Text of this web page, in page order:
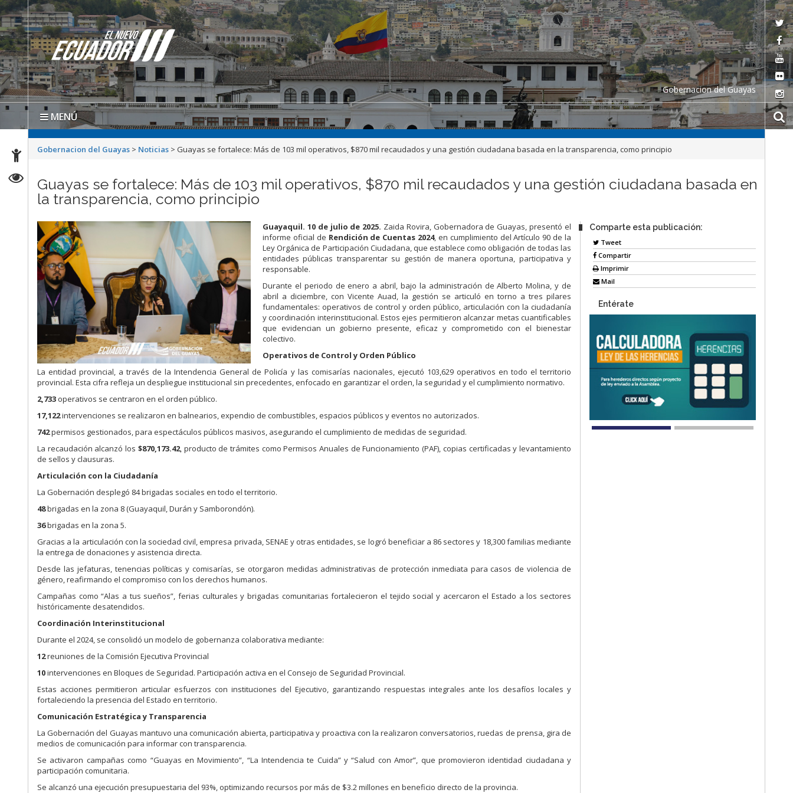
Gobernacion del Guayas
MENÚ
Gobernacion del Guayas > Noticias > Guayas se fortalece: Más de 103 mil operativos, $870 mil recaudados y una gestión ciudadana basada en la transparencia, como principio
Guayas se fortalece: Más de 103 mil operativos, $870 mil recaudados y una gestión ciudadana basada en
la transparencia, como principio
Guayaquil. 10 de julio de 2025. Zaida Rovira, Gobernadora de Guayas, presentó el
informe oficial de Rendición de Cuentas 2024, en cumplimiento del Artículo 90 de la
Ley Orgánica de Participación Ciudadana, que establece como obligación de todas las
entidades públicas transparentar su gestión de manera oportuna, participativa y
responsable.
Durante el periodo de enero a abril, bajo la administración de Alberto Molina, y de
abril a diciembre, con Vicente Auad, la gestión se articuló en torno a tres pilares
fundamentales: operativos de control y orden público, articulación con la ciudadanía
y coordinación interinstitucional. Estos ejes permitieron alcanzar metas cuantificables
que evidencian un gobierno presente, eficaz y comprometido con el bienestar
colectivo.
Operativos de Control y Orden Público
La entidad provincial, a través de la Intendencia General de Policía y las comisarías nacionales, ejecutó 103,629 operativos en todo el territorio
provincial. Esta cifra refleja un despliegue institucional sin precedentes, enfocado en garantizar el orden, la seguridad y el cumplimiento normativo.
2,733 operativos se centraron en el orden público.
17,122intervenciones se realizaron en balnearios, expendio de combustibles, espacios públicos y eventos no autorizados.
742permisos gestionados, para espectáculos públicos masivos, asegurando el cumplimiento de medidas de seguridad.
La recaudación alcanzó los $870,173.42, producto de trámites como Permisos Anuales de Funcionamiento (PAF), copias certificadas y levantamiento
de sellos y clausuras.
Articulación con la Ciudadanía
La Gobernación desplegó 84 brigadas sociales en todo el territorio.
48brigadas en la zona 8 (Guayaquil, Durán y Samborondón).
36brigadas en la zona 5.
Gracias a la articulación con la sociedad civil, empresa privada, SENAE y otras entidades, se logró beneficiar a 86 sectores y 18,300 familias mediante
la entrega de donaciones y asistencia directa.
Desde las jefaturas, tenencias políticas y comisarías, se otorgaron medidas administrativas de protección inmediata para casos de violencia de
género, reafirmando el compromiso con los derechos humanos.
Campañas como “Alas a tus sueños”, ferias culturales y brigadas comunitarias fortalecieron el tejido social y acercaron el Estado a los sectores
históricamente desatendidos.
Coordinación Interinstitucional
Durante el 2024, se consolidó un modelo de gobernanza colaborativa mediante:
12reuniones de la Comisión Ejecutiva Provincial
10intervenciones en Bloques de Seguridad. Participación activa en el Consejo de Seguridad Provincial.
Estas acciones permitieron articular esfuerzos con instituciones del Ejecutivo, garantizando respuestas integrales ante los desafíos locales y
fortaleciendo la presencia del Estado en territorio.
Comunicación Estratégica y Transparencia
La Gobernación del Guayas mantuvo una comunicación abierta, participativa y proactiva con la realizaron conversatorios, ruedas de prensa, gira de
medios de comunicación para informar con transparencia.
Se activaron campañas como “Guayas en Movimiento”, “La Intendencia te Cuida” y “Salud con Amor”, que promovieron identidad ciudadana y
participación comunitaria.
Se alcanzó una ejecución presupuestaria del 93%, optimizando recursos por más de $3.2 millones en beneficio directo de la provincia.
Comparte esta publicación:
Tweet
Compartir
Imprimir
Mail
Entérate